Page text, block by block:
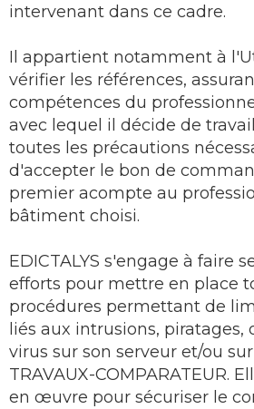
intervenant dans ce cadre.
Il appartient notamment à
vérifier les références,
compétences du
avec lequel il décide de
toutes les précautions
d'accepter le bon de
premier acompte au
bâtiment choisi.
EDICTALYS s'engage à faire
efforts pour mettre en place
procédures permettant de
liés aux intrusions, piratages,
virus sur son serveur et/ou
TRAVAUX-COMPARATEUR.
en œuvre pour sécuriser le